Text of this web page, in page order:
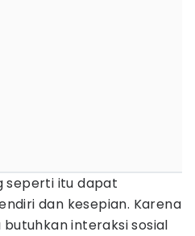
seperti itu dapat
dan kesepian. Karena
interaksi sosial